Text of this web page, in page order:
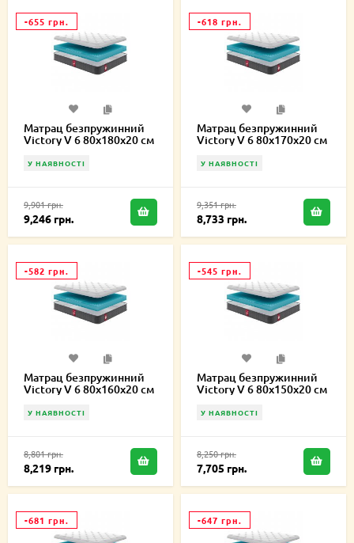
-655 грн.
Матрац безпружинний
Victory V 6 80х180х20 см
У НАЯВНОСТІ
9,901 грн.
9,246 грн.
-618 грн.
Матрац безпружинний
Victory V 6 80х170х20 см
У НАЯВНОСТІ
9,351 грн.
8,733 грн.
-582 грн.
Матрац безпружинний
Victory V 6 80х160х20 см
У НАЯВНОСТІ
8,801 грн.
8,219 грн.
-545 грн.
Матрац безпружинний
Victory V 6 80х150х20 см
У НАЯВНОСТІ
8,250 грн.
7,705 грн.
-681 грн. -647 грн.